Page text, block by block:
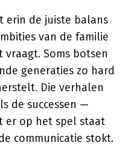
erin de juiste balans
van de familie
Soms botsen
generaties zo hard
Die verhalen
de successen —
er op het spel staat
communicatie stokt.